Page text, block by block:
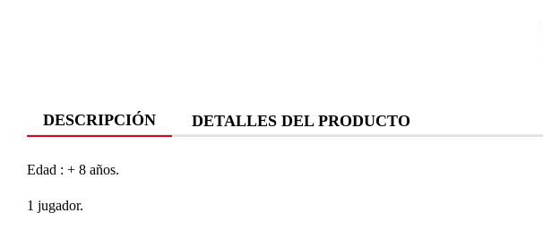
DESCRIPCIÓN DETALLES DEL PRODUCTO
Edad : + 8 años.
1 jugador.